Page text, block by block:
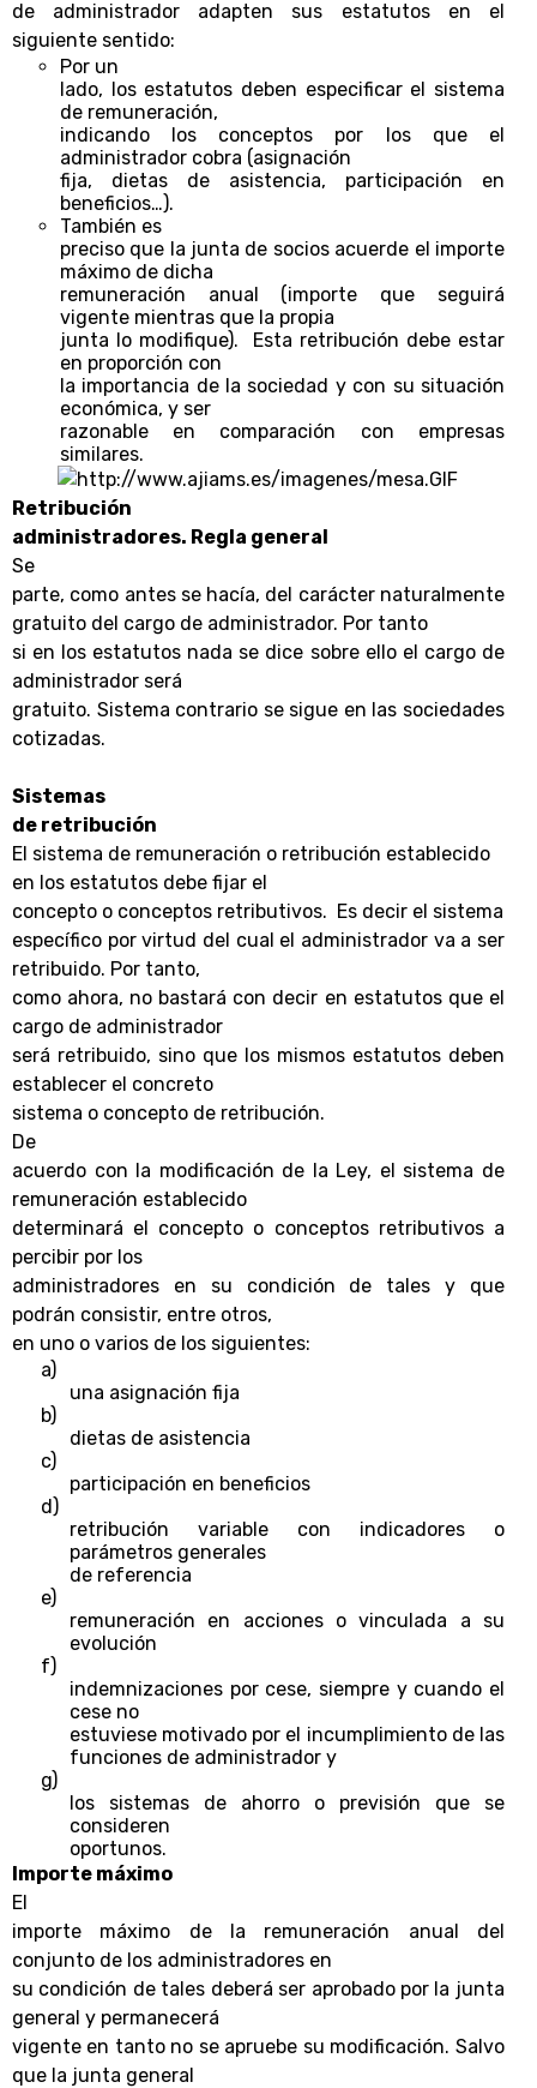
de administrador adapten sus estatutos en el
siguiente sentido:
Por un
lado, los estatutos deben especificar el sistema
de remuneración,
indicando los conceptos por los que el
administrador cobra (asignación
fija, dietas de asistencia, participación en
beneficios…).
También es
preciso que la junta de socios acuerde el importe
máximo de dicha
remuneración anual (importe que seguirá
vigente mientras que la propia
junta lo modifique). Esta retribución debe estar
en proporción con
la importancia de la sociedad y con su situación
económica, y ser
razonable en comparación con empresas
similares.
Retribución
administradores. Regla general
Se
parte, como antes se hacía, del carácter naturalmente
gratuito del cargo de administrador. Por tanto
si en los estatutos nada se dice sobre ello el cargo de
administrador será
gratuito. Sistema contrario se sigue en las sociedades
cotizadas.
Sistemas
de retribución
El sistema de remuneración o retribución establecido
en los estatutos debe fijar el
concepto o conceptos retributivos. Es decir el sistema
específico por virtud del cual el administrador va a ser
retribuido. Por tanto,
como ahora, no bastará con decir en estatutos que el
cargo de administrador
será retribuido, sino que los mismos estatutos deben
establecer el concreto
sistema o concepto de retribución.
De
acuerdo con la modificación de la Ley, el sistema de
remuneración establecido
determinará el concepto o conceptos retributivos a
percibir por los
administradores en su condición de tales y que
podrán consistir, entre otros,
en uno o varios de los siguientes:
a)
una asignación fija
b)
dietas de asistencia
c)
participación en beneficios
d)
retribución variable con indicadores o
parámetros generales
de referencia
e)
remuneración en acciones o vinculada a su
evolución
f)
indemnizaciones por cese, siempre y cuando el
cese no
estuviese motivado por el incumplimiento de las
funciones de administrador y
g)
los sistemas de ahorro o previsión que se
consideren
oportunos.
Importe máximo
El
importe máximo de la remuneración anual del
conjunto de los administradores en
su condición de tales deberá ser aprobado por la junta
general y permanecerá
vigente en tanto no se apruebe su modificación. Salvo
que la junta general